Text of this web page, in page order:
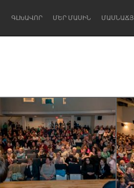
ԳԼԽԱՎՈՐ ՄԵՐ ՄԱՍԻՆ
Lower Hunter